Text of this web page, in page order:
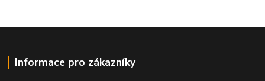
Informace pro zákazníky